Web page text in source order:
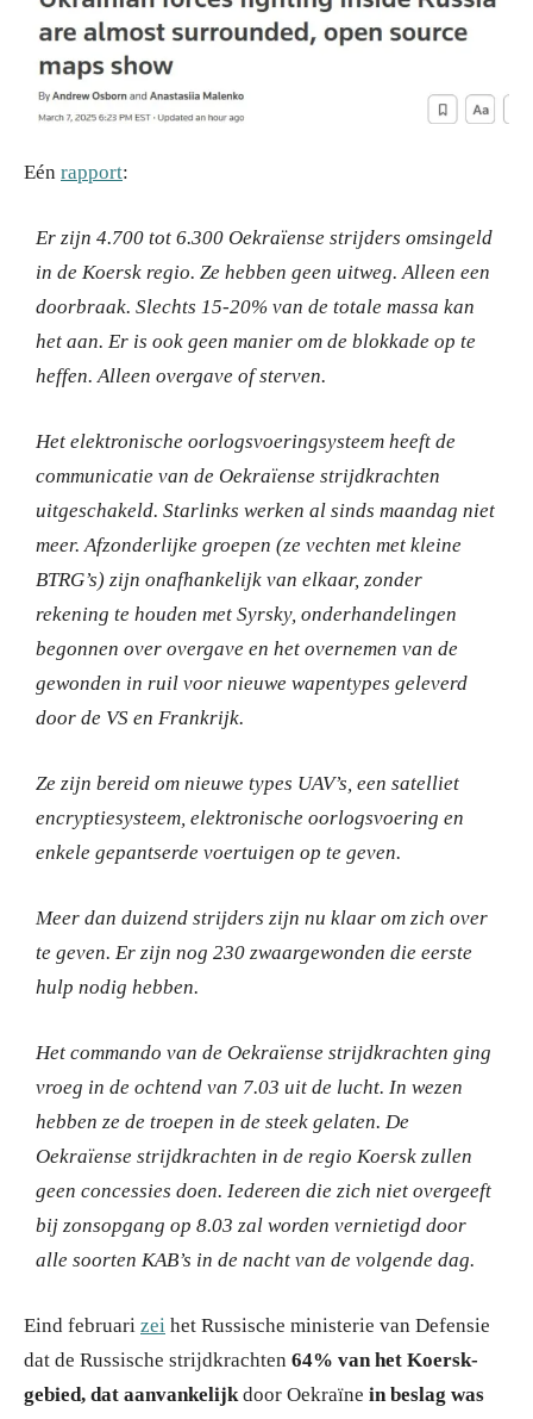
Eén rapport:
Er zijn 4.700 tot 6.300 Oekraïense strijders omsingeld
in de Koersk regio. Ze hebben geen uitweg. Alleen een
doorbraak. Slechts 15-20% van de totale massa kan
het aan. Er is ook geen manier om de blokkade op te
heffen. Alleen overgave of sterven.
Het elektronische oorlogsvoeringsysteem heeft de
communicatie van de Oekraïense strijdkrachten
uitgeschakeld. Starlinks werken al sinds maandag niet
meer. Afzonderlijke groepen (ze vechten met kleine
BTRG’s) zijn onafhankelijk van elkaar, zonder
rekening te houden met Syrsky, onderhandelingen
begonnen over overgave en het overnemen van de
gewonden in ruil voor nieuwe wapentypes geleverd
door de VS en Frankrijk.
Ze zijn bereid om nieuwe types UAV’s, een satelliet
encryptiesysteem, elektronische oorlogsvoering en
enkele gepantserde voertuigen op te geven.
Meer dan duizend strijders zijn nu klaar om zich over
te geven. Er zijn nog 230 zwaargewonden die eerste
hulp nodig hebben.
Het commando van de Oekraïense strijdkrachten ging
vroeg in de ochtend van 7.03 uit de lucht. In wezen
hebben ze de troepen in de steek gelaten. De
Oekraïense strijdkrachten in de regio Koersk zullen
geen concessies doen. Iedereen die zich niet overgeeft
bij zonsopgang op 8.03 zal worden vernietigd door
alle soorten KAB’s in de nacht van de volgende dag.
Eind februari zei het Russische ministerie van Defensie
dat de Russische strijdkrachten 64% van het Koersk-
gebied, dat aanvankelijk door Oekraïne in beslag was